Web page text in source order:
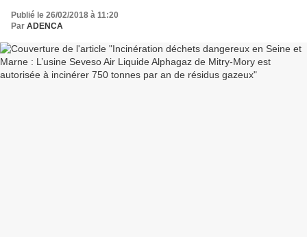
par an de résidus gazeux
Publié le 26/02/2018 à 11:20
Par ADENCA